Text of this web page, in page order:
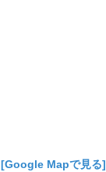
[Google Mapで見る]